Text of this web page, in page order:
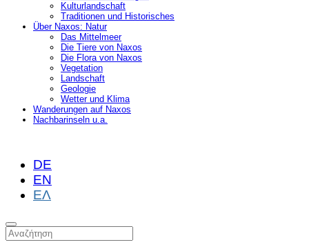
Kulturlandschaft
Traditionen und Historisches
Über Naxos: Natur
Das Mittelmeer
Die Tiere von Naxos
Die Flora von Naxos
Vegetation
Landschaft
Geologie
Wetter und Klima
Wanderungen auf Naxos
Nachbarinseln u.a.
DE
EN
ΕΛ